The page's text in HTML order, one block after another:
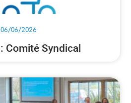
06/06/2026
Comité Syndical